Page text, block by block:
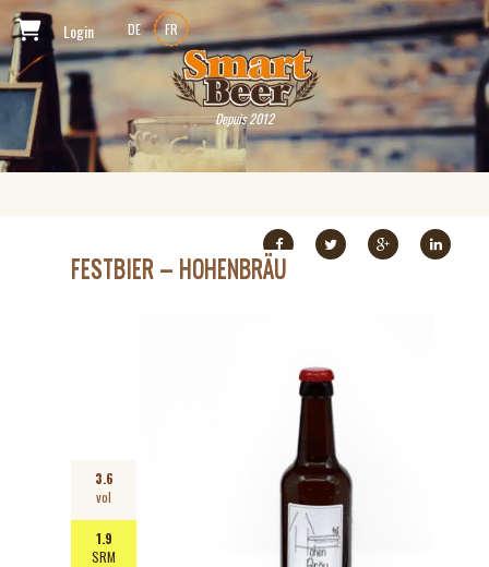
Login DE FR
Depuis 2012
FESTBIER – HOHENBRÄU
3.6
vol
1.9
SRM